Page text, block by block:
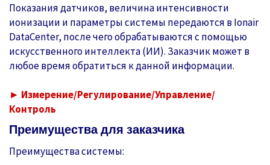
Показания датчиков, величина интенсивности
ионизации и параметры системы передаются в Ionair
DataCenter, после чего обрабатываются с помощью
искусственного интеллекта (ИИ). Заказчик может в
любое время обратиться к данной информации.
► Измерение/Регулирование/Управление/
Контроль
Преимущества для заказчика
Преимущества системы: